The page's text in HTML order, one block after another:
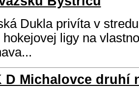
Dukla privíta v
ligy na
D Michalovce druhí